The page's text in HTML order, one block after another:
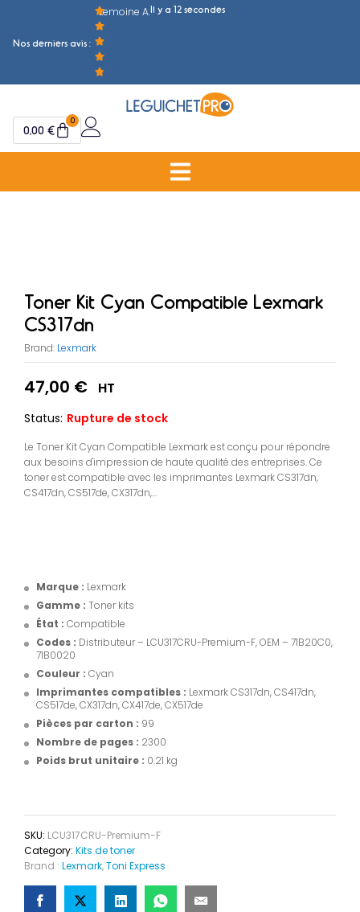
Nos derniers avis :
Lemoine A.Il y a 12 secondes
0,00 €
0
Toner Kit Cyan Compatible Lexmark
CS317dn
Brand: Lexmark
47,00 € HT
Status: Rupture de stock
Le Toner Kit Cyan Compatible Lexmark est conçu pour répondre
aux besoins d'impression de haute qualité des entreprises. Ce
toner est compatible avec les imprimantes Lexmark CS317dn,
CS417dn, CS517de, CX317dn,...
Marque : Lexmark
Gamme : Toner kits
État : Compatible
Codes : Distributeur – LCU317CRU-Premium-F, OEM – 71B20C0,
71B0020
Couleur : Cyan
Imprimantes compatibles : Lexmark CS317dn, CS417dn,
CS517de, CX317dn, CX417de, CX517de
Pièces par carton : 99
Nombre de pages : 2300
Poids brut unitaire : 0.21 kg
SKU: LCU317CRU-Premium-F
Category: Kits de toner
Brand : Lexmark,Toni Express